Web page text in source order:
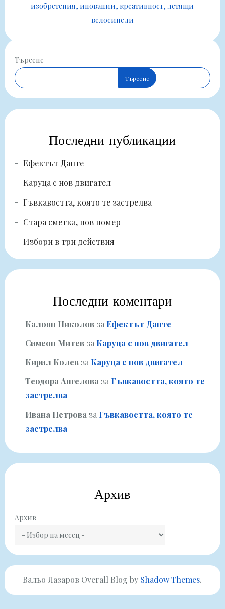
изобретения иновации креативност летящи
велосипеди
Търсене
Търсене
Последни публикации
Ефектът Данте
Каруца с нов двигател
Гъвкавостта, която те застрелва
Стара сметка, нов номер
Избори в три действия
Последни коментари
Калоян Николовза Ефектът Данте
Симеон Митевза Каруца с нов двигател
Кирил Колевза Каруца с нов двигател
Теодора Ангелова за Гъвкавостта, която те
застрелва
Ивана Петрова за Гъвкавостта, която те
застрелва
Архив
Архив
Вальо Лазаров Overall Blog by Shadow Themes.